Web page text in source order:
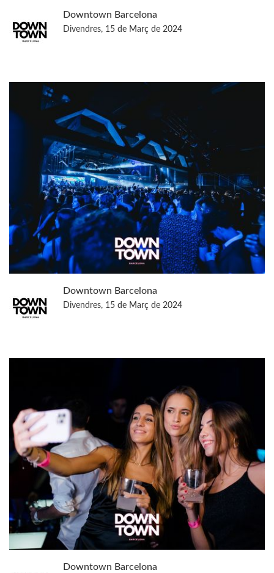
Downtown Barcelona
Divendres, 15 de Març de 2024
Downtown Barcelona
Divendres, 15 de Març de 2024
Downtown Barcelona